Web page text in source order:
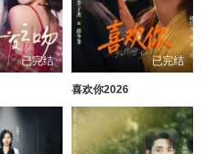
已完结 已完结
喜欢你2026